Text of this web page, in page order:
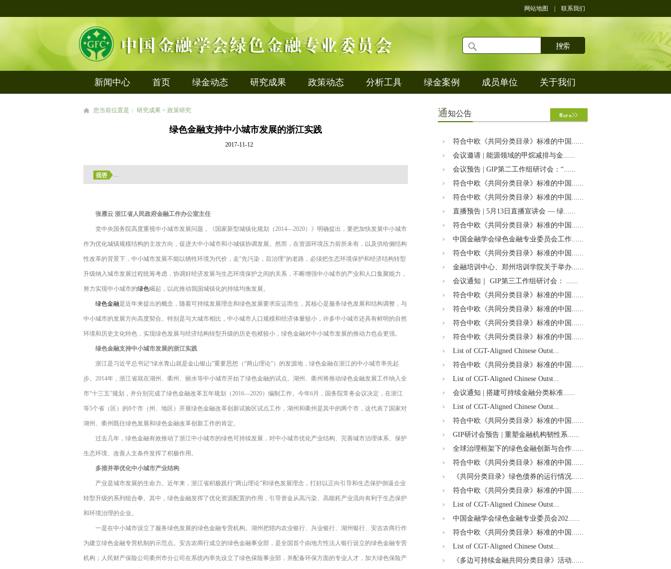
网站地图 联系我们
新闻中心 首页 绿金动态 研究成果 政策动态 分析工具 绿金案例 成员单位 关于我们
您当前位置是： 研究成果 > 政策研究
绿色金融支持中小城市发展的浙江实践
2017-11-12
....
张雁云 浙江省人民政府金融工作办公室主任
党中央国务院高度重视中小城市发展问题，《国家新型城镇化规划（2014—2020）》明确提出，要把加快发展中小城市
作为优化城镇规模结构的主攻方向，促进大中小城市和小城镇协调发展。然而，在资源环境压力前所未有，以及供给侧结构
性改革的背景下，中小城市发展不能以牺牲环境为代价，走“先污染，后治理”的老路，必须把生态环境保护和经济结构转型
升级纳入城市发展过程统筹考虑，协调好经济发展与生态环境保护之间的关系，不断增强中小城市的产业和人口集聚能力，
努力实现中小城市的绿色崛起，以此推动我国城镇化的持续均衡发展。
绿色金融是近年来提出的概念，随着可持续发展理念和绿色发展要求应运而生，其核心是服务绿色发展和结构调整，与
中小城市的发展方向高度契合。特别是与大城市相比，中小城市人口规模和经济体量较小，许多中小城市还具有鲜明的自然
环境和历史文化特色，实现绿色发展与经济结构转型升级的历史包袱较小，绿色金融对中小城市发展的推动力也会更强。
绿色金融支持中小城市发展的浙江实践
浙江是习近平总书记“绿水青山就是金山银山”重要思想（“两山理论”）的发源地，绿色金融在浙江的中小城市率先起
步。2014年，浙江省就在湖州、衢州、丽水等中小城市开始了绿色金融的试点。湖州、衢州将推动绿色金融发展工作纳入全
市“十三五”规划，并分别完成了绿色金融改革五年规划（2016—2020）编制工作。今年6月，国务院常务会议决定，在浙江
等5个省（区）的8个市（州、地区）开展绿色金融改革创新试验区试点工作，湖州和衢州是其中的两个市，这代表了国家对
湖州、衢州既往绿色发展和绿色金融改革创新工作的肯定。
过去几年，绿色金融有效推动了浙江中小城市的绿色可持续发展，对中小城市优化产业结构、完善城市治理体系、保护
生态环境、改善人文条件发挥了积极作用。
多措并举优化中小城市产业结构
产业是城市发展的生命力。近年来，浙江省积极践行“两山理论”和绿色发展理念，打好以正向引导和生态保护倒逼企业
转型升级的系列组合拳。其中，绿色金融发挥了优化资源配置的作用，引导资金从高污染、高能耗产业流向有利于生态保护
和环境治理的企业。
一是在中小城市设立了服务绿色发展的绿色金融专营机构。湖州把辖内农业银行、兴业银行、湖州银行、安吉农商行作
为建立绿色金融专营机制的示范点。安吉农商行成立的绿色金融事业部，是全国首个由地方性法人银行设立的绿色金融专营
机构；人民财产保险公司衢州市分公司在系统内率先设立了绿色保险事业部，并配备环保方面的专业人才，加大绿色保险产
通知公告
符合中欧《共同分类目录》标准的中国......
会议邀请 | 能源领域的甲烷减排与金......
会议预告 | GIP第二工作组研讨会：“......
符合中欧《共同分类目录》标准的中国......
符合中欧《共同分类目录》标准的中国......
直播预告 | 5月13日直播宣讲会 — 绿......
符合中欧《共同分类目录》标准的中国......
中国金融学会绿色金融专业委员会工作......
符合中欧《共同分类目录》标准的中国......
金融培训中心、郑州培训学院关于举办......
会议通知｜ GIP第三工作组研讨会： ......
符合中欧《共同分类目录》标准的中国......
符合中欧《共同分类目录》标准的中国......
符合中欧《共同分类目录》标准的中国......
符合中欧《共同分类目录》标准的中国......
List of CGT-Aligned Chinese Outst...
符合中欧《共同分类目录》标准的中国......
List of CGT-Aligned Chinese Outst...
会议通知 | 搭建可持续金融分类标准......
List of CGT-Aligned Chinese Outst...
符合中欧《共同分类目录》标准的中国......
GIP研讨会预告 | 重塑金融机构韧性系......
全球治理框架下的绿色金融创新与合作......
符合中欧《共同分类目录》标准的中国......
《共同分类目录》绿色债券的运行情况......
符合中欧《共同分类目录》标准的中国......
List of CGT-Aligned Chinese Outst...
中国金融学会绿色金融专业委员会202......
符合中欧《共同分类目录》标准的中国......
List of CGT-Aligned Chinese Outst...
《多边可持续金融共同分类目录》活动......